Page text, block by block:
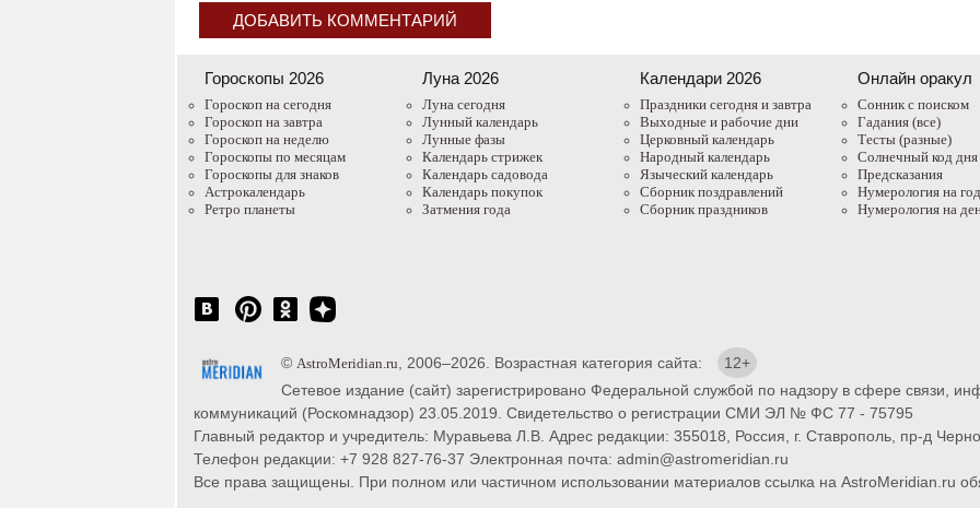
ДОБАВИТЬ КОММЕНТАРИЙ
Гороскопы 2026
Гороскоп на сегодня
Гороскоп на завтра
Гороскоп на неделю
Гороскопы по месяцам
Гороскопы для знаков
Астрокалендарь
Ретро планеты
Луна 2026
Луна сегодня
Лунный календарь
Лунные фазы
Календарь стрижек
Календарь садовода
Календарь покупок
Затмения года
Календари 2026
Праздники сегодня и завтра
Выходные и рабочие дни
Церковный календарь
Народный календарь
Языческий календарь
Сборник поздравлений
Сборник праздников
Онлайн оракул
Cонник с поиском
Гадания (все)
Тесты (разные)
Солнечный код дня
Предсказания
Нумерология на год
Нумерология на
© AstroMeridian.ru , 2006–2026. Возрастная категория сайта:
12+
Сетевое издание (сайт) зарегистрировано Федеральной службой по надзору в сфере связи,
коммуникаций (Роскомнадзор) 23.05.2019. Свидетельство о регистрации СМИ ЭЛ № ФС 77 - 75795
Главный редактор и учредитель: Муравьева Л.В. Адрес редакции: 355018, Россия, г. Ставрополь, пр-д
Телефон редакции: +7 928 827-76-37 Электронная почта: admin@astromeridian.ru
Все права защищены. При полном или частичном использовании материалов ссылка на AstroMeridian.ru